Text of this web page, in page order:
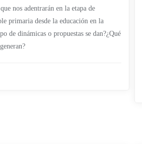
nos adentrarán en la etapa de
primaria desde la educación en la
de dinámicas o propuestas se dan?¿Qué